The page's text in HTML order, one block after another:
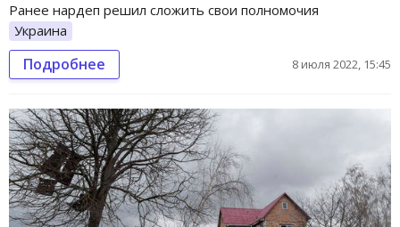
Ранее нардеп решил сложить свои полномочия
Украина
Подробнее 8 июля 2022, 15:45